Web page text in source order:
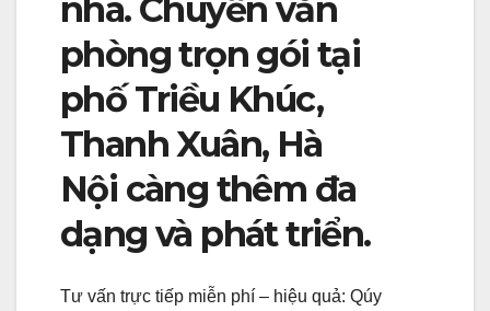
nhà. Chuyển văn
phòng trọn gói tại
phố Triều Khúc,
Thanh Xuân, Hà
Nội càng thêm đa
dạng và phát triển.
Tư vấn trực tiếp miễn phí – hiệu quả: Qúy